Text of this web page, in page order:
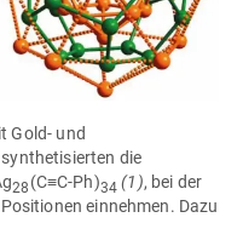
Gold- und
die
28 (C≡C-Ph)34 (1), bei der
einnehmen. Dazu